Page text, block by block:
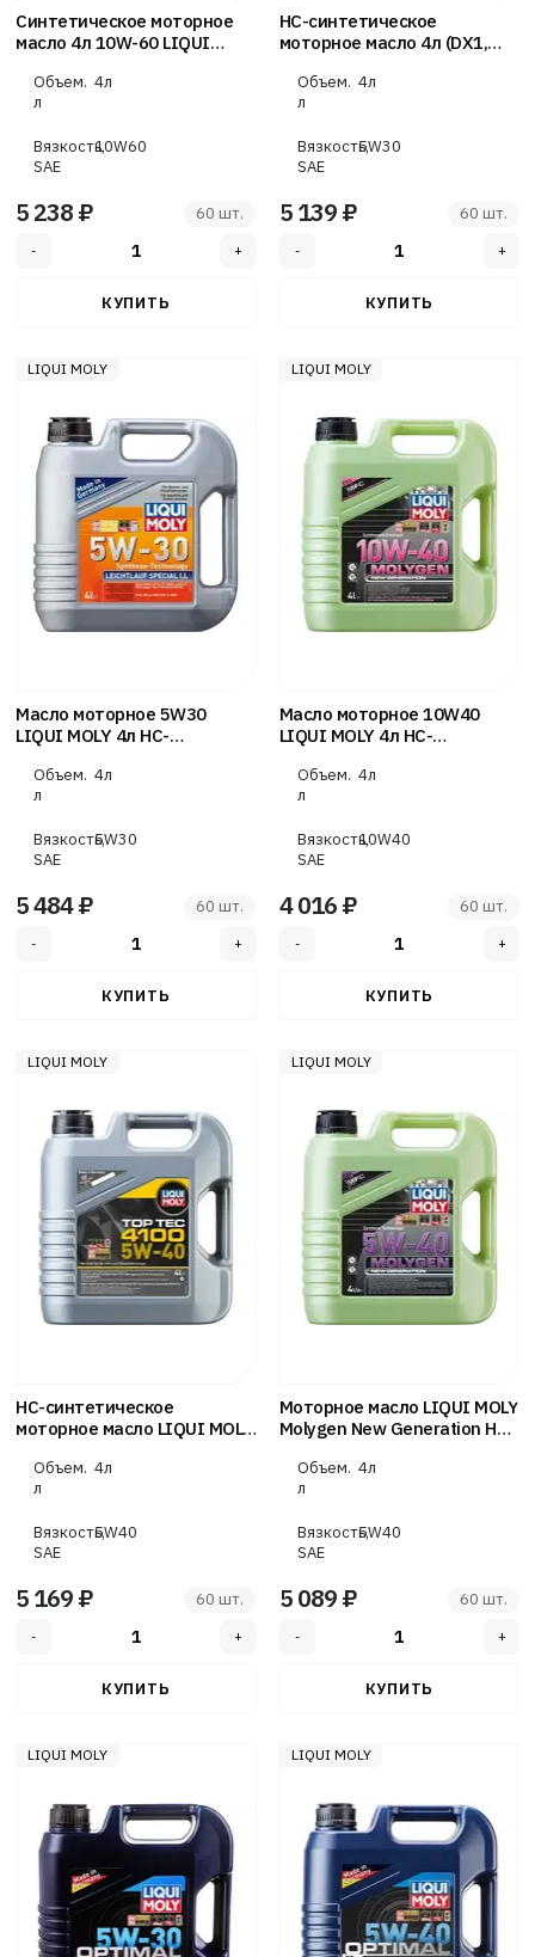
Синтетическое моторное
масло 4л 10W-60 LIQUI
7535
Объем.
л
4л
Вязкость,
SAE
10W60
5 238 ₽ 60 шт.
НС-синтетическое
моторное масло 4л (DX1,
TecОбъем.
л
4л
Вязкость,
SAE
5W30
5 139 ₽ 60 шт.
LIQUI MOLY
Масло моторное 5W30
LIQUI MOLY 4л НС-
Объем.
л
4л
Вязкость,
SAE
5W30
5 484 ₽ 60 шт.
LIQUI MOLY
Масло моторное 10W40
LIQUI MOLY 4л НС-
Generation
Объем.
л
4л
Вязкость,
SAE
10W40
4 016 ₽ 60 шт.
LIQUI MOLY
НС-синтетическое
моторное масло LIQUI MOLY
4лОбъем.
л
4л
Вязкость,
SAE
5W40
5 169 ₽ 60 шт.
LIQUI MOLY
Моторное масло LIQUI MOLY
Molygen New Generation НС-
Объем.
л
4л
Вязкость,
SAE
5W40
5 089 ₽ 60 шт.
LIQUI MOLY LIQUI MOLY